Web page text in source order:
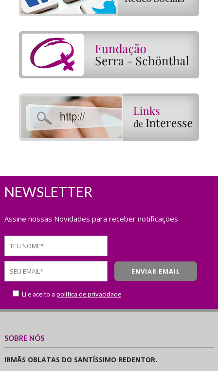
NEWSLETTER
Assine nossas Novidades para receber notificações
Li e aceito a política de privacidade
SOBRE NÓS
IRMÃS OBLATAS DO SANTÍSSIMO REDENTOR.